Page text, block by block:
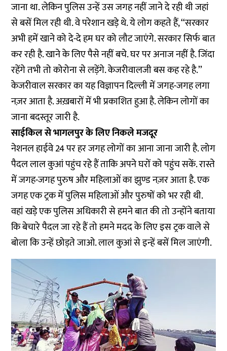
जाना था. लेकिन पुलिस उन्हें उस जगह नहीं जाने दे रही थी जहां
से बसें मिल रही थी. वे परेशान खड़े थे. ये लोग कहते हैं, ‘‘सरकार
अभी हमें खाने को दे-दे हम घर को लौट जाएंगे. सरकार सिर्फ बात
कर रही है. खाने के लिए पैसे नहीं बचे. घर पर अनाज नहीं है. जिंदा
रहेंगे तभी तो कोरोना से लड़ेंगे. केजरीवालजी बस कह रहे है.’’
केजरीवाल सरकार का यह विज्ञापन दिल्ली में जगह-जगह लगा
नज़र आता है. अख़बारों में भी प्रकाशित हुआ है. लेकिन लोगों का
जाना बदस्तूर जारी है.
साईकिल से भागलपुर के लिए निकले मजदूर
नेशनल हाईवे 24 पर हर जगह लोगों का आना जाना जारी है. लोग
पैदल लाल कुआं पहुंच रहे हैं ताकि अपने घरों को पहुंच सकें. रास्ते
में जगह-जगह पुरुष और महिलाओं का झुण्ड नज़र आता है. एक
जगह एक ट्रक में पुलिस महिलाओं और पुरुषों को भर रही थी.
वहां खड़े एक पुलिस अधिकारी से हमने बात की तो उन्होंने बताया
कि बेचारे पैदल जा रहे हैं तो हमने मदद के लिए इस ट्रक वाले से
बोला कि उन्हें छोड़ते जाओ. लाल कुआं से इन्हें बसें मिल जाएंगी.